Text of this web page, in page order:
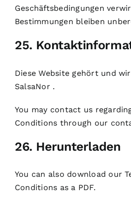
Geschäftsbedingungen
Bestimmungen bleiben
25.
Diese Website gehört und
SalsaNor .
You may contact us
Conditions through our
26. Herunterladen
You can also download our
Conditions as a PDF.